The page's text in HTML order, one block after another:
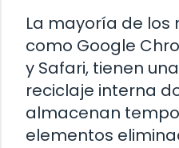
La mayoría de los
como Google
y Safari, tienen
reciclaje interna
almacenan
elementos